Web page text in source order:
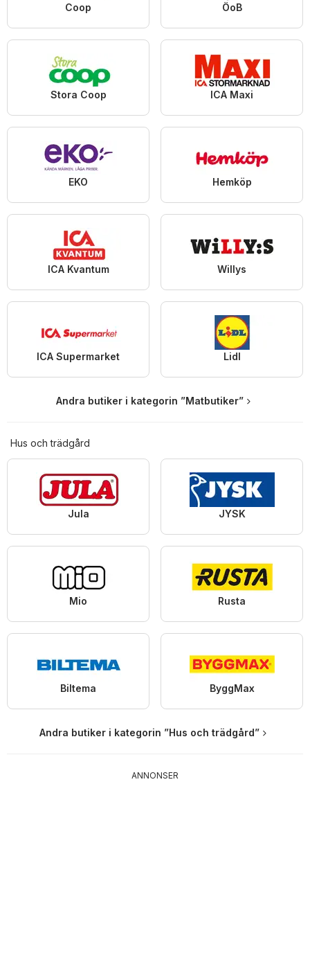
Coop ÖoB
Stora Coop ICA Maxi
EKO Hemköp
ICA Kvantum Willys
ICA Supermarket Lidl
Andra butiker i kategorin ”Matbutiker”
Hus och trädgård
Jula JYSK
Mio Rusta
Biltema ByggMax
Andra butiker i kategorin ”Hus och trädgård”
ANNONSER